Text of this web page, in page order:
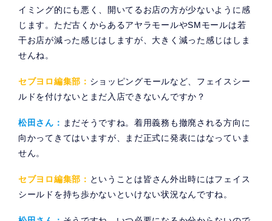
イミング的にも悪く、開いてるお店の方が少ないように感
じます。ただ古くからあるアヤラモールやSMモールは若
干お店が減った感じはしますが、大きく減った感じはしま
せんね。
セブヨロ編集部： ショッピングモールなど、フェイスシー
ルドを付けないとまだ入店できないんですか？
松田さん： まだそうですね。着用義務も撤廃される方向に
向かってきてはいますが、まだ正式に発表にはなっていま
せん。
セブヨロ編集部： ということは皆さん外出時にはフェイス
シールドを持ち歩かないといけない状況なんですね。